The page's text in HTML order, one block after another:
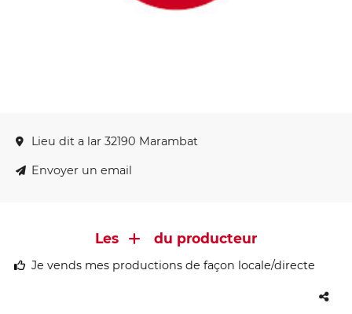
Lieu dit a lar 32190 Marambat
Envoyer un email
Les du producteur
Je vends mes productions de façon locale/directe